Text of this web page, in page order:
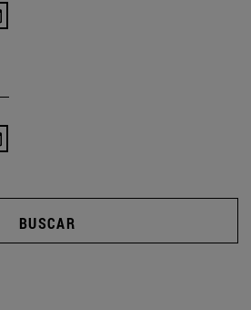
BUSCAR